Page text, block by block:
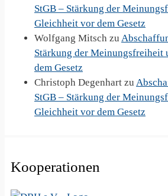
StGB – Stärkung der
Gleichheit vor dem Gesetz
Wolfgang Mitsch zu
Stärkung der Meinungsfreiheit
dem Gesetz
Christoph Degenhart zu
StGB – Stärkung der
Gleichheit vor dem Gesetz
Kooperationen